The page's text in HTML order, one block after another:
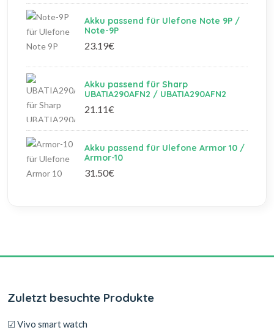
Akku passend für Ulefone Note 9P /
Note-9P
23.19€
Akku passend für Sharp
UBATIA290AFN2 / UBATIA290AFN2
21.11€
Akku passend für Ulefone Armor 10 /
Armor-10
31.50€
Zuletzt besuchte Produkte
☑ Vivo smart watch